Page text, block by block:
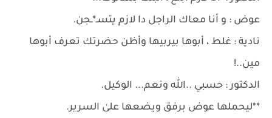
عوض : و أنا معاك الراجل دا لازم يتسـ*ـجن.
نادية : غلط ، أبوها بيربيها وأظن حضرتك تعرف أبوها
مين..!
الدكتور : حسبي ..ﷲ ونعم... الوكيل.
**ليحملها عوض برفق ويضعها علىٰ السرير.